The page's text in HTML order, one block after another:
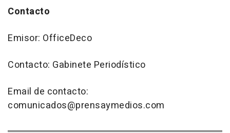
Contacto
Emisor: OfficeDeco
Contacto: Gabinete Periodístico
Email de contacto:
comunicados@prensaymedios.com